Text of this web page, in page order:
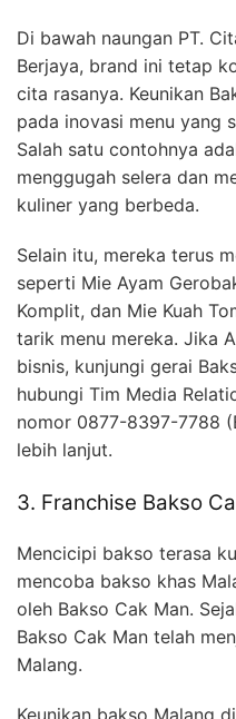
Di bawah naungan PT.
Berjaya, brand ini tetap
cita rasanya. Keunikan
pada inovasi menu yang
Salah satu contohnya
menggugah selera dan
kuliner yang berbeda.
Selain itu, mereka terus
seperti Mie Ayam
Komplit, dan Mie Kuah
tarik menu mereka. Jika
bisnis, kunjungi gerai
hubungi Tim Media
nomor 0877-8397-7788
lebih lanjut.
3. Franchise Bakso
Mencicipi bakso terasa
mencoba bakso khas
oleh Bakso Cak Man.
Bakso Cak Man telah
Malang.
Keunikan bakso Malang